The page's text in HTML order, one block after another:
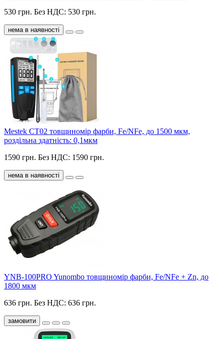
530 грн. Без НДС: 530 грн.
нема в наявності
Mestek CT02 товщиномір фарби, Fe/NFe, до 1500 мкм,
роздільна здатність: 0,1мкм
1590 грн. Без НДС: 1590 грн.
нема в наявності
YNB-100PRO Yunombo товщиномір фарби, Fe/NFe + Zn, до
1800 мкм
636 грн. Без НДС: 636 грн.
замовити